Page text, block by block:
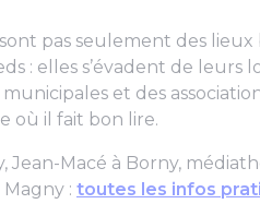
pas seulement des
: elles s’évadent de leurs
et des
où il fait bon lire.
Macé à Borny,
: toutes les infos